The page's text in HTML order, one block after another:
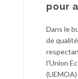
pour
Dans le
de
l’Union